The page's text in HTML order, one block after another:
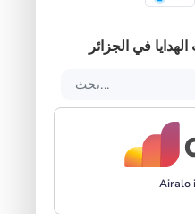
في الجزائر
Airalo